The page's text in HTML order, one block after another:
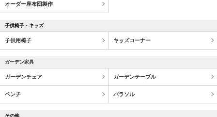
オーダー座布団製作
子供椅子・キッズ
子供用椅子 キッズコーナー
ガーデン家具
ガーデンチェア ガーデンテーブル
ベンチ パラソル
その他